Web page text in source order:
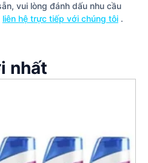
vui lòng đánh dấu nhu cầu
liên hệ trực tiếp với chúng tôi .
nhất